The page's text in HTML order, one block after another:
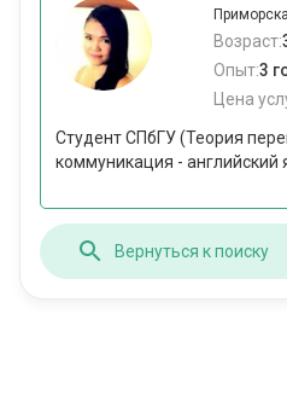
Возраст:
Опыт:3
Цена
Студент СПбГУ (Теория
коммуникация - английский
Вернуться к поиску